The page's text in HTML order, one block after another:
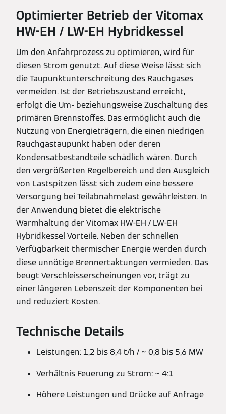
Optimierter Betrieb der Vitomax
HW-EH / LW-EH Hybridkessel
Um den Anfahrprozess zu optimieren, wird für
diesen Strom genutzt. Auf diese Weise lässt sich
die Taupunktunterschreitung des Rauchgases
vermeiden. Ist der Betriebszustand erreicht,
erfolgt die Um- beziehungsweise Zuschaltung des
primären Brennstoffes. Das ermöglicht auch die
Nutzung von Energieträgern, die einen niedrigen
Rauchgastaupunkt haben oder deren
Kondensatbestandteile schädlich wären. Durch
den vergrößerten Regelbereich und den Ausgleich
von Lastspitzen lässt sich zudem eine bessere
Versorgung bei Teilabnahmelast gewährleisten. In
der Anwendung bietet die elektrische
Warmhaltung der Vitomax HW-EH / LW-EH
Hybridkessel Vorteile. Neben der schnellen
Verfügbarkeit thermischer Energie werden durch
diese unnötige Brennertaktungen vermieden. Das
beugt Verschleisserscheinungen vor, trägt zu
einer längeren Lebenszeit der Komponenten bei
und reduziert Kosten.
Technische Details
Leistungen: 1,2 bis 8,4 t/h / ~ 0,8 bis 5,6 MW
Verhältnis Feuerung zu Strom: ~ 4:1
Höhere Leistungen und Drücke auf Anfrage